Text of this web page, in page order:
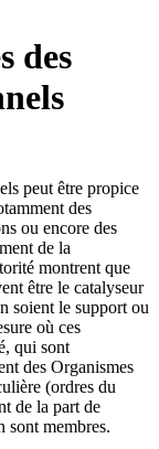
des
peut être propice
des
ou encore des
de la
montrent que
être le catalyseur
soient le support ou
où ces
qui sont
des Organismes
(ordres du
de la part de
sont membres.